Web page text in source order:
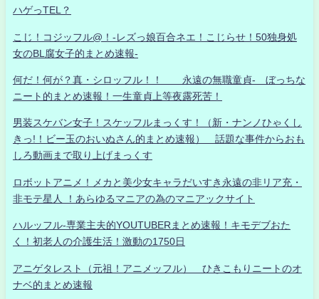
ハゲっTEL？
こじ！コジッフル@！-レズっ娘百合ネエ！こじらせ！50独身処
女のBL腐女子的まとめ速報-
何だ！何が？真・シロッフル！！ 永遠の無職童貞- ぼっちな
ニート的まとめ速報！一生童貞上等夜露死苦！
男装スケバン女子！スケッフルまっくす！（新・ナンノひゃくし
きっ!！ビー玉のおいぬさん的まとめ速報） 話題な事件からおも
しろ動画まで取り上げまっくす
ロボットアニメ！メカと美少女キャラだいすき永遠の非リア充・
非モテ星人 ！あらゆるマニアの為のマニアックサイト
ハルッフル-専業主夫的YOUTUBERまとめ速報！キモデブおた
く！初老人の介護生活！激動の1750日
アニゲタレスト（元祖！アニメッフル） ひきこもりニートのオ
ナベ的まとめ速報